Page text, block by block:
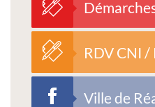
RDV CNI /
Ville de